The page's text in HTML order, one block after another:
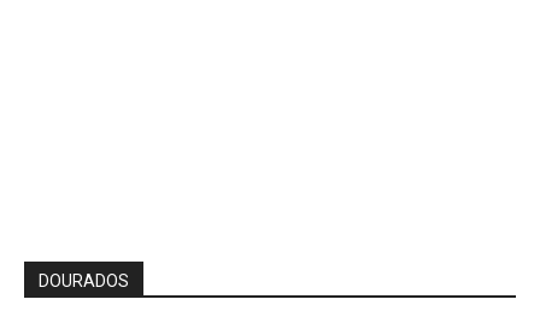
DOURADOS